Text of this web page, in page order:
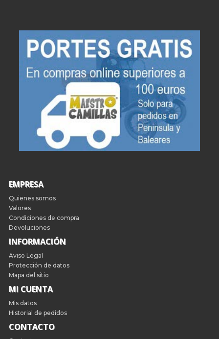
EMPRESA
Quienes somos
Valores
Condiciones de compra
Devoluciones
INFORMACIÓN
Aviso Legal
Protección de datos
Mapa del sitio
MI CUENTA
Mis datos
Historial de pedidos
CONTACTO